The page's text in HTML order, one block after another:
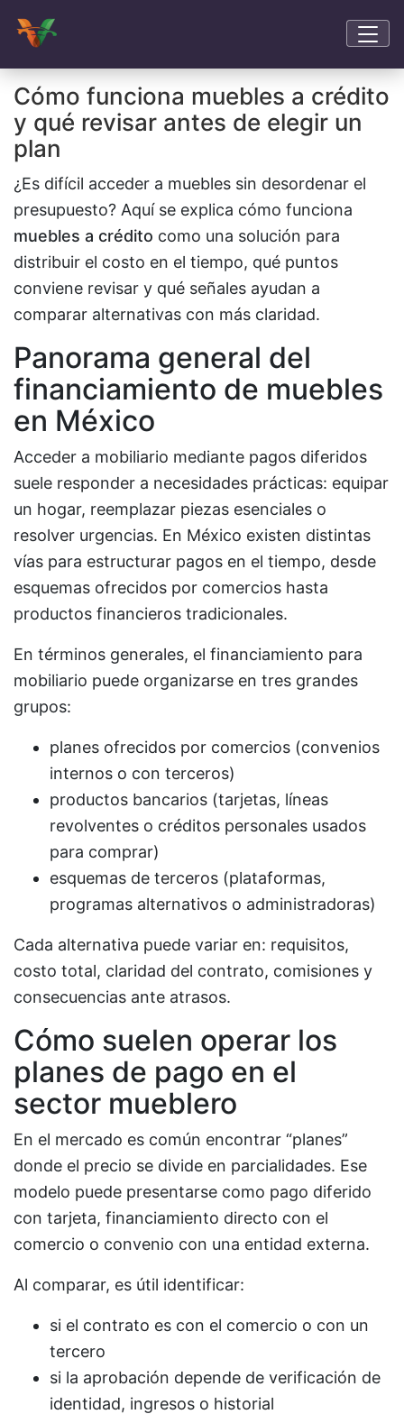
Cómo funciona muebles a crédito
y qué revisar antes de elegir un
plan
¿Es difícil acceder a muebles sin desordenar el
presupuesto? Aquí se explica cómo funciona
muebles a crédito como una solución para
distribuir el costo en el tiempo, qué puntos
conviene revisar y qué señales ayudan a
comparar alternativas con más claridad.
Panorama general del
financiamiento de muebles
en México
Acceder a mobiliario mediante pagos diferidos
suele responder a necesidades prácticas: equipar
un hogar, reemplazar piezas esenciales o
resolver urgencias. En México existen distintas
vías para estructurar pagos en el tiempo, desde
esquemas ofrecidos por comercios hasta
productos financieros tradicionales.
En términos generales, el financiamiento para
mobiliario puede organizarse en tres grandes
grupos:
planes ofrecidos por comercios (convenios
internos o con terceros)
productos bancarios (tarjetas, líneas
revolventes o créditos personales usados
para comprar)
esquemas de terceros (plataformas,
programas alternativos o administradoras)
Cada alternativa puede variar en: requisitos,
costo total, claridad del contrato, comisiones y
consecuencias ante atrasos.
Cómo suelen operar los
planes de pago en el
sector mueblero
En el mercado es común encontrar “planes”
donde el precio se divide en parcialidades. Ese
modelo puede presentarse como pago diferido
con tarjeta, financiamiento directo con el
comercio o convenio con una entidad externa.
Al comparar, es útil identificar:
si el contrato es con el comercio o con un
tercero
si la aprobación depende de verificación de
identidad, ingresos o historial